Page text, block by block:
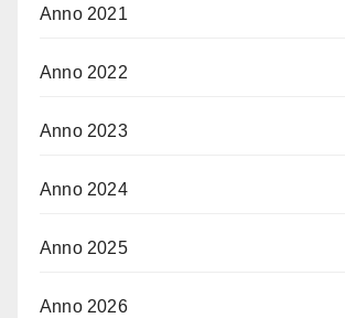
Anno 2021
Anno 2022
Anno 2023
Anno 2024
Anno 2025
Anno 2026